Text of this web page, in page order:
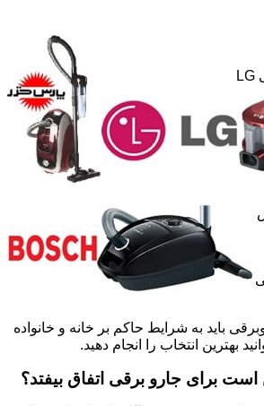
LG
باید به شرایط حاکم بر خانه و خانواده
بهترین انتخاب را انجام دهید.
برای جارو برقی اتفاق بیفتد؟